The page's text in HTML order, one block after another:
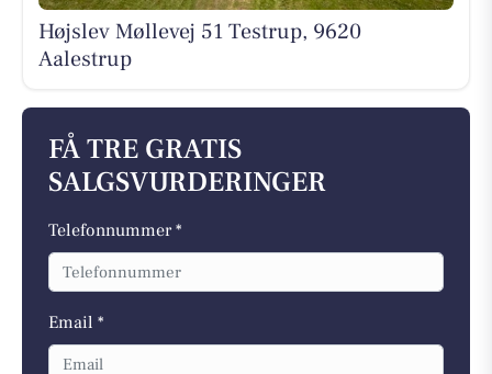
Højslev Møllevej 51 Testrup, 9620
Aalestrup
FÅ TRE GRATIS
SALGSVURDERINGER
Telefonnummer *
Email *